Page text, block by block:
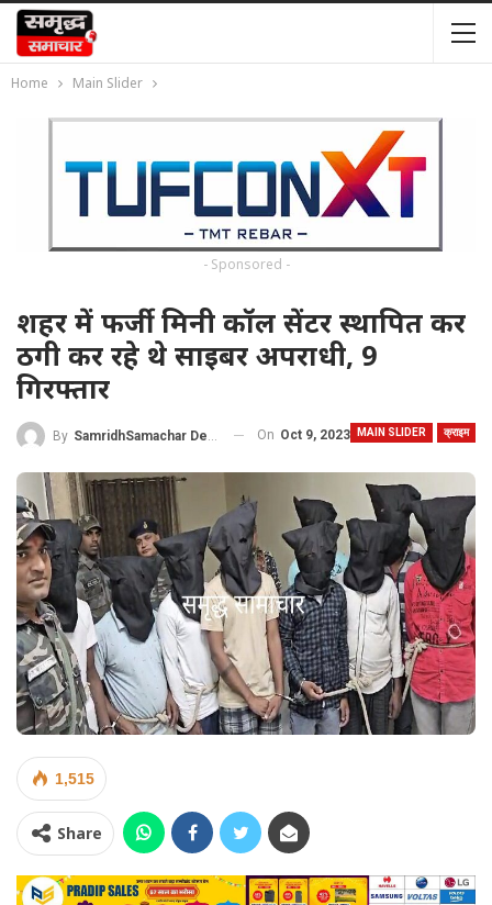
Home Main Slider
- Sponsored -
शहर में फर्जी मिनी कॉल सेंटर स्थापित कर
ठगी कर रहे थे साइबर अपराधी, 9
गिरफ्तार
MAIN SLIDER क्राइम
By SamridhSamachar Desk On Oct 9, 2023
1,515
Share